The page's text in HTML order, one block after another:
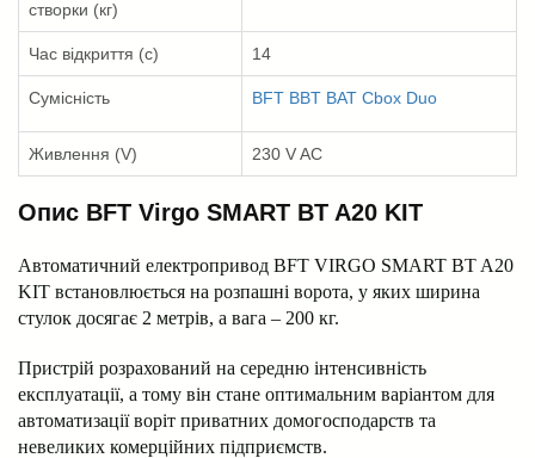
створки (кг)
Час відкриття (с) 14
Сумісність BFT BBT BAT Cbox Duo
Живлення (V) 230 V AC
Опис BFT Virgo SMART BT A20 KIT
Автоматичний електропривод BFT VIRGO SMART BT A20
KIT встановлюється на розпашні ворота, у яких ширина
стулок досягає 2 метрів, а вага – 200 кг.
Пристрій розрахований на середню інтенсивність
експлуатації, а тому він стане оптимальним варіантом для
автоматизації воріт приватних домогосподарств та
невеликих комерційних підприємств.